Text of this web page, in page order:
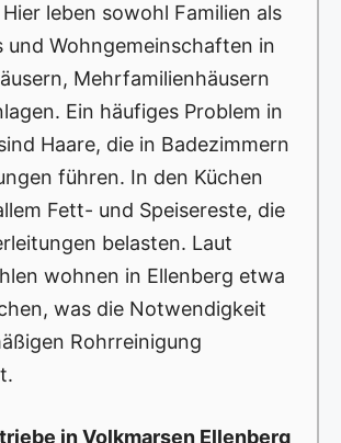
leben sowohl Familien als
und Wohngemeinschaften in
Mehrfamilienhäusern
Ein häufiges Problem in
Haare, die in Badezimmern
führen. In den Küchen
Fett- und Speisereste, die
belasten. Laut
wohnen in Ellenberg etwa
was die Notwendigkeit
Rohrreinigung
in Volkmarsen Ellenberg